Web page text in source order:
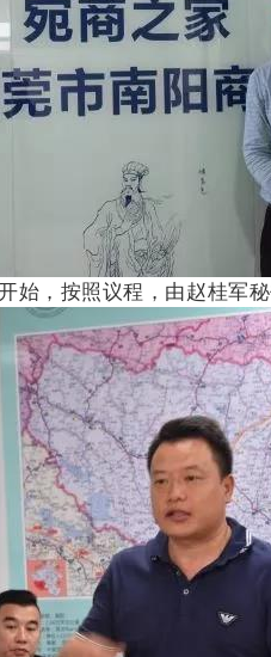
始，按照议程，由赵桂军秘